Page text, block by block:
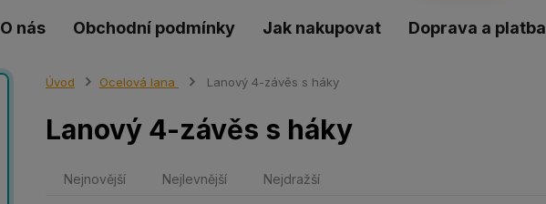
O nás Obchodní podmínky Jak nakupovat Doprava a platba
Úvod Ocelová lana Lanový 4-závěs s háky
Lanový 4-závěs s háky
Nejnovější Nejlevnější Nejdražší